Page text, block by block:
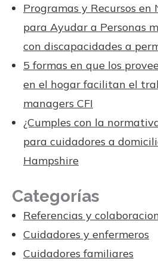
Programas y Recursos en
para Ayudar a Personas
con discapacidades a
5 formas en que los
en el hogar facilitan el
managers CFI
¿Cumples con la
para cuidadores a
Hampshire
Categorías
Referencias y
Cuidadores y enfermeros
Cuidadores familiares